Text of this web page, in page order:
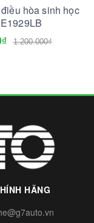
hòa sinh học
1.200.000₫
HÃNG